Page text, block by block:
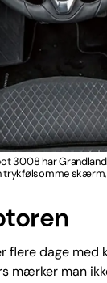
3008 har
trykfølsomme
flere dage med
mærker man